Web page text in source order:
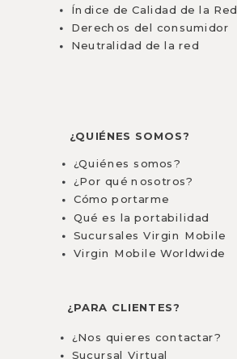
Índice de Calidad de la Red
Derechos del consumidor
Neutralidad de la red
¿QUIÉNES SOMOS?
¿Quiénes somos?
¿Por qué nosotros?
Cómo portarme
Qué es la portabilidad
Sucursales Virgin Mobile
Virgin Mobile Worldwide
¿PARA CLIENTES?
¿Nos quieres contactar?
Sucursal Virtual